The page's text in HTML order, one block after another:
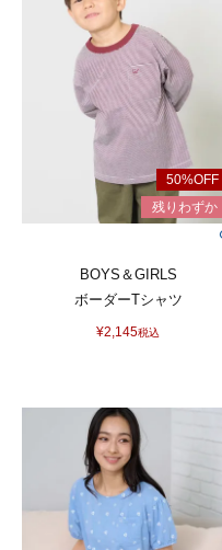
BOYS＆GIRLS
ボーダーTシャツ
¥2,145税込